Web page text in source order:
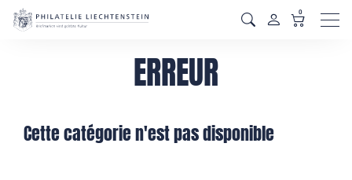
0
ERREUR
Cette catégorie n'est pas disponible